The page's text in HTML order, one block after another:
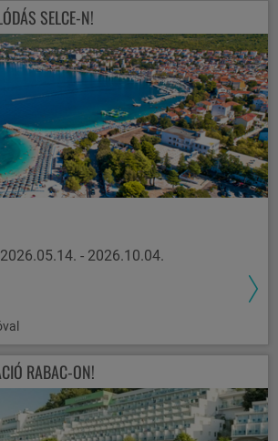
SELCE-N!
- 2026.10.04.
RABAC-ON!